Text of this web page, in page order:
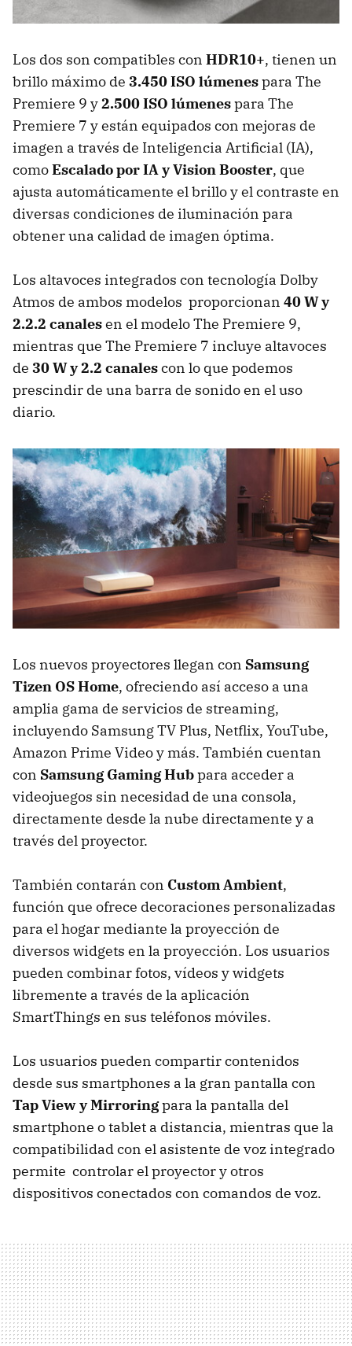
Los dos son compatibles con HDR10+, tienen un
brillo máximo de 3.450 ISO lúmenespara The
Premiere 9 y2.500 ISO lúmenespara The
Premiere 7 y están equipados con mejoras de
imagen a través de Inteligencia Artificial (IA),
comoEscalado por IA y Vision Booster, que
ajusta automáticamente el brillo y el contraste en
diversas condiciones de iluminación para
obtener una calidad de imagen óptima.
Los altavoces integrados con tecnología Dolby
Atmos de ambos modelos proporcionan 40 W y
2.2.2 canalesen el modelo The Premiere 9,
mientras que The Premiere 7 incluye altavoces
de 30 W y 2.2 canalescon lo que podemos
prescindir de una barra de sonido en el uso
diario.
Los nuevos proyectores llegan con Samsung
Tizen OS Home, ofreciendo así acceso a una
amplia gama de servicios de streaming,
incluyendo Samsung TV Plus, Netflix, YouTube,
Amazon Prime Video y más. También cuentan
con Samsung Gaming Hubpara acceder a
videojuegos sin necesidad de una consola,
directamente desde la nube directamente y a
través del proyector.
También contarán con Custom Ambient,
función que ofrece decoraciones personalizadas
para el hogar mediante la proyección de
diversos widgets en la proyección. Los usuarios
pueden combinar fotos, vídeos y widgets
libremente a través de la aplicación
SmartThings en sus teléfonos móviles.
Los usuarios pueden compartir contenidos
desde sus smartphones a la gran pantalla con
Tap View y Mirroringpara la pantalla del
smartphone o tablet a distancia, mientras que la
compatibilidad con el asistente de voz integrado
permite controlar el proyector y otros
dispositivos conectados con comandos de voz.